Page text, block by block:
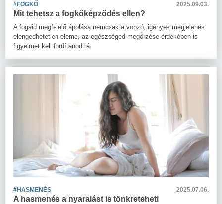
#FOGKŐ 2025.09.03.
Mit tehetsz a fogkőképződés ellen?
A fogaid megfelelő ápolása nemcsak a vonzó, igényes megjelenés
elengedhetetlen eleme, az egészséged megőrzése érdekében is
figyelmet kell fordítanod rá.
#HASMENÉS 2025.07.06.
A hasmenés a nyaralást is tönkreteheti